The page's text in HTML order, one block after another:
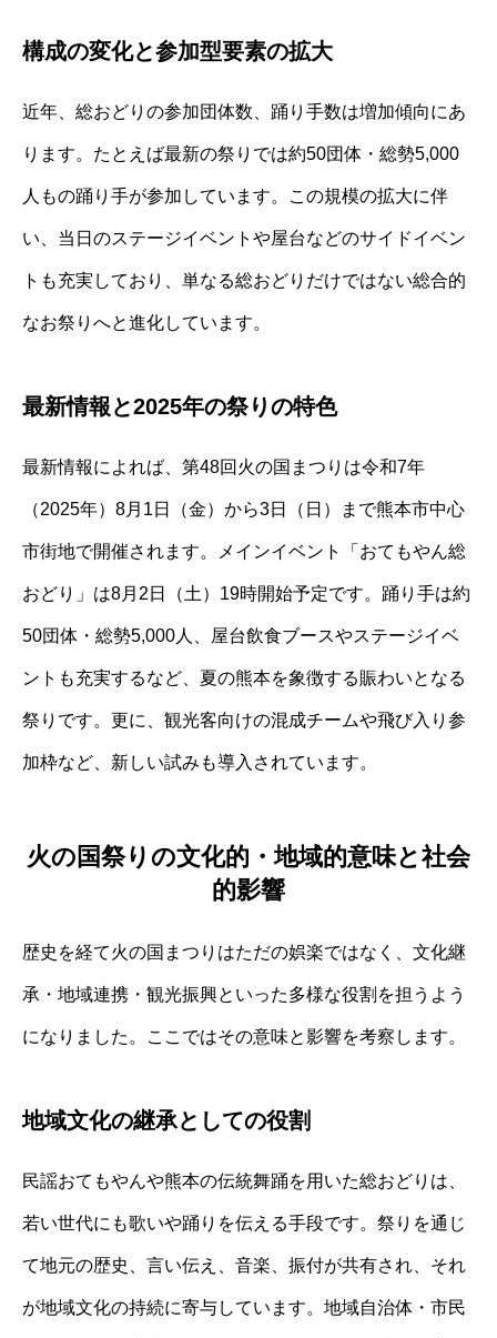
構成の変化と参加型要素の拡大
近年、総おどりの参加団体数、踊り手数は増加傾向にあ
ります。たとえば最新の祭りでは約50団体・総勢5,000
人もの踊り手が参加しています。この規模の拡大に伴
い、当日のステージイベントや屋台などのサイドイベン
トも充実しており、単なる総おどりだけではない総合的
なお祭りへと進化しています。
最新情報と2025年の祭りの特色
最新情報によれば、第48回火の国まつりは令和7年
（2025年）8月1日（金）から3日（日）まで熊本市中心
市街地で開催されます。メインイベント「おてもやん総
おどり」は8月2日（土）19時開始予定です。踊り手は約
50団体・総勢5,000人、屋台飲食ブースやステージイベ
ントも充実するなど、夏の熊本を象徴する賑わいとなる
祭りです。更に、観光客向けの混成チームや飛び入り参
加枠など、新しい試みも導入されています。
火の国祭りの文化的・地域的意味と社会
的影響
歴史を経て火の国まつりはただの娯楽ではなく、文化継
承・地域連携・観光振興といった多様な役割を担うよう
になりました。ここではその意味と影響を考察します。
地域文化の継承としての役割
民謡おてもやんや熊本の伝統舞踊を用いた総おどりは、
若い世代にも歌いや踊りを伝える手段です。祭りを通じ
て地元の歴史、言い伝え、音楽、振付が共有され、それ
が地域文化の持続に寄与しています。地域自治体・市民